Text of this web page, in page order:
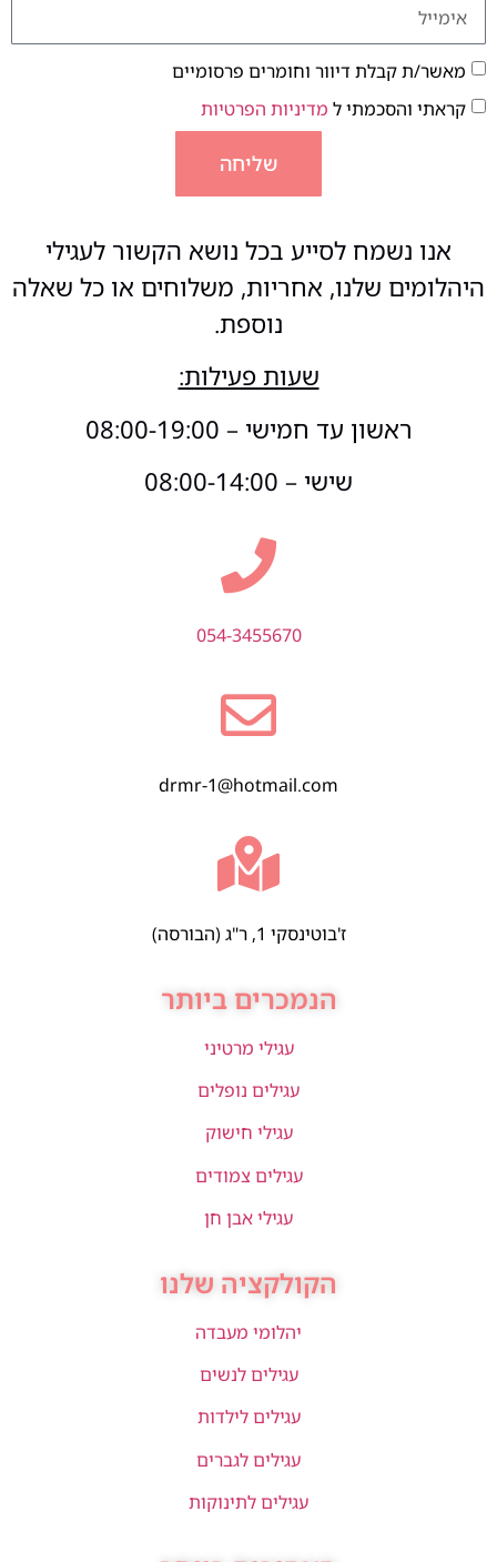
מאשר/ת קבלת דיוור וחומרים פרסומיים
קראתי והסכמתי ל מדיניות הפרטיות
שליחה
אנו נשמח לסייע בכל נושא הקשור לעגילי
היהלומים שלנו, אחריות, משלוחים או כל שאלה
נוספת.
שעות פעילות:
ראשון עד חמישי – 08:00-19:00
שישי – 08:00-14:00
054-3455670
drmr-1@hotmail.com
ז'בוטינסקי 1, ר"ג (הבורסה)
הנמכרים ביותר
עגילי מרטיני
עגילים נופלים
עגילי חישוק
עגילים צמודים
עגילי אבן חן
הקולקציה שלנו
יהלומי מעבדה
עגילים לנשים
עגילים לילדות
עגילים לגברים
עגילים לתינוקות